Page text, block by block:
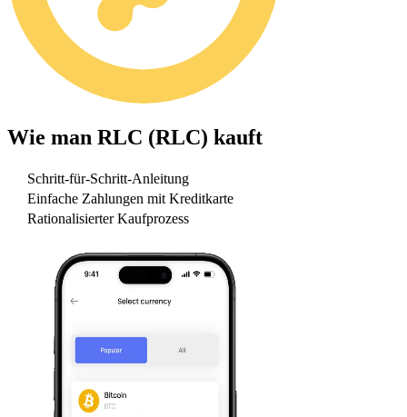
Wie man RLC (RLC) kauft
Schritt-für-Schritt-Anleitung
Einfache Zahlungen mit Kreditkarte
Rationalisierter Kaufprozess